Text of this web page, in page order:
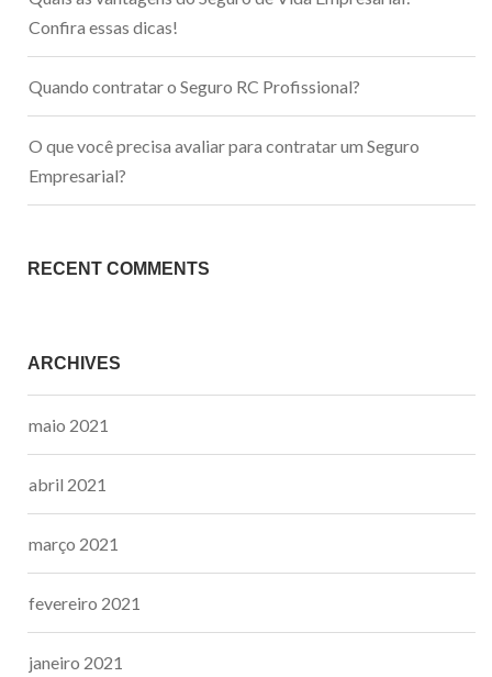
Confira essas dicas!
Quando contratar o Seguro RC Profissional?
O que você precisa avaliar para contratar um Seguro
Empresarial?
RECENT COMMENTS
ARCHIVES
maio 2021
abril 2021
março 2021
fevereiro 2021
janeiro 2021